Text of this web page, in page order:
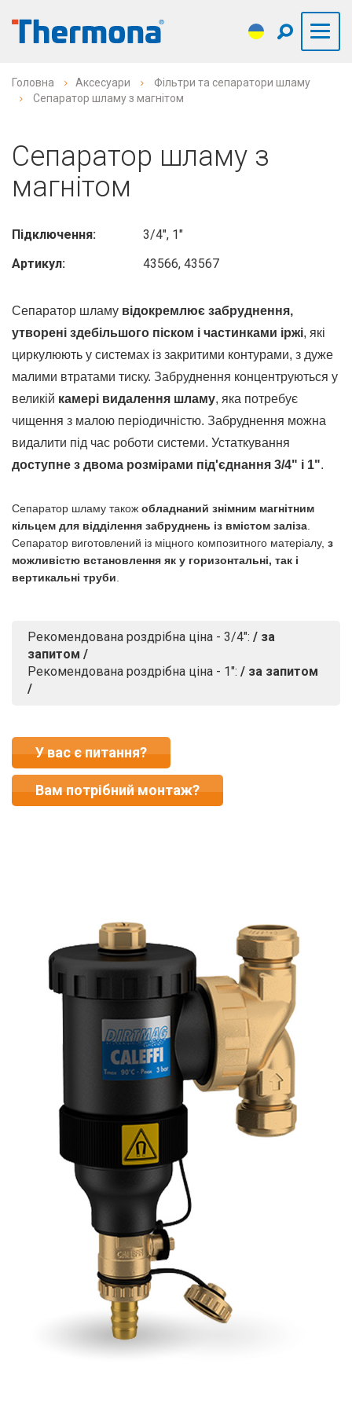
Головна Аксесуари
Фільтри та сепаратори шламу
Сепаратор шламу з магнітом
Сепаратор шламу з
магнітом
Підключення:
3/4", 1"
Артикул:
43566, 43567
Сепаратор шламу відокремлює забруднення,
утворені здебільшого піском і частинками іржі, які
циркулюють у системах із закритими контурами, з дуже
малими втратами тиску. Забруднення концентруються у
великій камері видалення шламу, яка потребує
чищення з малою періодичністю. Забруднення можна
видалити під час роботи системи. Устаткування
доступне з двома розмірами під'єднання 3/4" і 1".
Сепаратор шламу також обладнаний знімним магнітним
кільцем для відділення забруднень із вмістом заліза
Сепаратор виготовлений із міцного композитного матеріалу, з
можливістю встановлення як у горизонтальні, так і
вертикальні труби
Рекомендована роздрібна ціна - 3/4": / за
запитом /
Рекомендована роздрібна ціна - 1": / за запитом
/
У вас є питання?
Вам потрібний монтаж?